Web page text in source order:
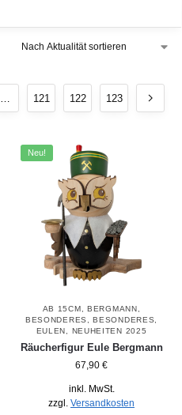
… 121 122 123
Neu!
AB 15CM BERGMANN
BESONDERES
,BESONDERES
EULEN
NEUHEITEN 2025
Räucherfigur Eule Bergmann
67,90 €
inkl. MwSt.
zzgl. Versandkosten